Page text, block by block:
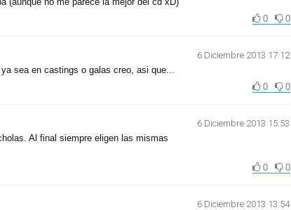
0
0
6 Diciembre 2013 17:12
sea en castings o galas creo, asi que...
0
0
6 Diciembre 2013 15:53
Al final siempre eligen las mismas
0
0
6 Diciembre 2013 13:54